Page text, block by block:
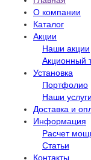
О компании
Каталог
Акции
Наши акции
Акционный
Установка
Портфолио
Наши услуги
Доставка и
Информация
Расчет
Статьи
Контакты